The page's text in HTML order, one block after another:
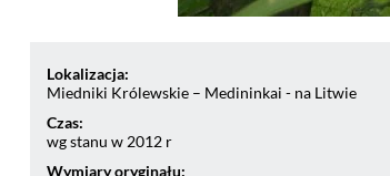
Lokalizacja:
Miedniki Królewskie – Medininkai - na Litwie
Czas:
wg stanu w 2012 r
Wymiary oryginału: